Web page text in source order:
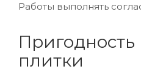
Работы выполнять
плитки